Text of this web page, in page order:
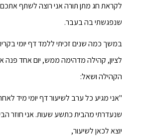
לקראת חג מתן תורה אני רוצה לשתף אתכם
שנפגשתי בה בעבר.
במשך כמה שנים זכיתי ללמד דף יומי
לציון, קהילה מדהימה ממש, יום אחד פנה
הקהילה ושאל:
"אני מגיע כל ערב לשיעור דף יומי מיד
שנעדרתי מהבית כתשע שעות. אני חוזר
יוצא לכאן לשיעור,